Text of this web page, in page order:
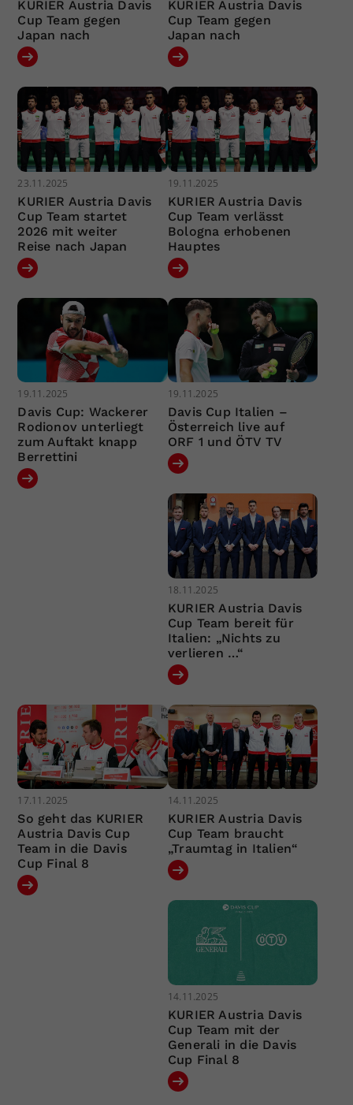
KURIER Austria Davis
Cup Team gegen
Japan nach
KURIER Austria Davis
Cup Team gegen
Japan nach
23.11.2025
KURIER Austria Davis
Cup Team startet
2026 mit weiter
Reise nach Japan
19.11.2025
KURIER Austria Davis
Cup Team verlässt
Bologna erhobenen
Hauptes
19.11.2025
Davis Cup: Wackerer
Rodionov unterliegt
zum Auftakt knapp
Berrettini
19.11.2025
Davis Cup Italien –
Österreich live auf
ORF 1 und ÖTV TV
18.11.2025
KURIER Austria Davis
Cup Team bereit für
Italien: „Nichts zu
verlieren …“
17.11.2025
So geht das KURIER
Austria Davis Cup
Team in die Davis
Cup Final 8
14.11.2025
KURIER Austria Davis
Cup Team braucht
„Traumtag in Italien“
14.11.2025
KURIER Austria Davis
Cup Team mit der
Generali in die Davis
Cup Final 8